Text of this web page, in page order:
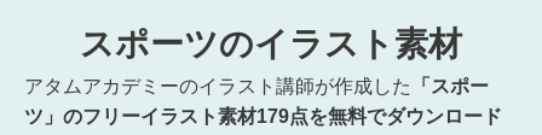
スポーツのイラスト素材
アタムアカデミーのイラスト講師が作成した
「スポー
ツ」のフリーイラスト素材179点を無料でダウンロード